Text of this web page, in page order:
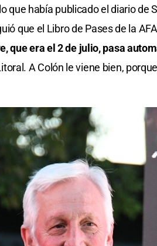
que había publicado el diario de
que el Libro de Pases de la
que era el 2 de julio, pasa
A Colón le viene bien,